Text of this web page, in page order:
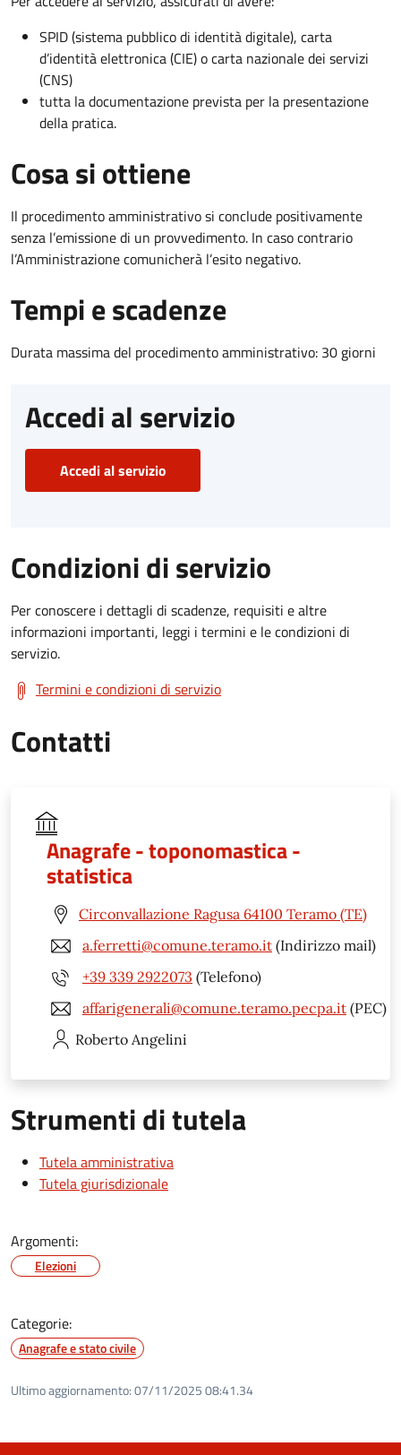
SPID (sistema pubblico di identità digitale), carta
d’identità elettronica (CIE) o carta nazionale dei servizi
(CNS)
tutta la documentazione prevista per la presentazione
della pratica.
Cosa si ottiene
Il procedimento amministrativo si conclude positivamente
senza l’emissione di un provvedimento. In caso contrario
l’Amministrazione comunicherà l’esito negativo.
Tempi e scadenze
Durata massima del procedimento amministrativo: 30 giorni
Accedi al servizio
Accedi al servizio
Condizioni di servizio
Per conoscere i dettagli di scadenze, requisiti e altre
informazioni importanti, leggi i termini e le condizioni di
servizio.
Termini e condizioni di servizio
Contatti
Anagrafe - toponomastica -
statistica
Circonvallazione Ragusa 64100 Teramo (TE)
a.ferretti@comune.teramo.it (Indirizzo mail)
+39 339 2922073 (Telefono)
affarigenerali@comune.teramo.pecpa.it (PEC)
Roberto Angelini
Strumenti di tutela
Tutela amministrativa
Tutela giurisdizionale
Argomenti:
Elezioni
Categorie:
Anagrafe e stato civile
Ultimo aggiornamento:07/11/2025 08:41.34